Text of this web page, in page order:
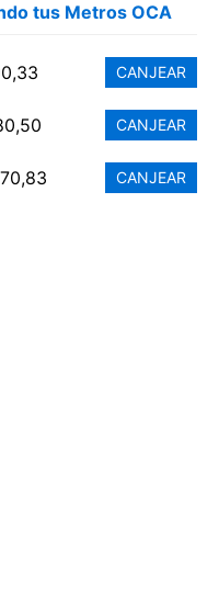
tus Metros OCA
CANJEAR
CANJEAR
CANJEAR